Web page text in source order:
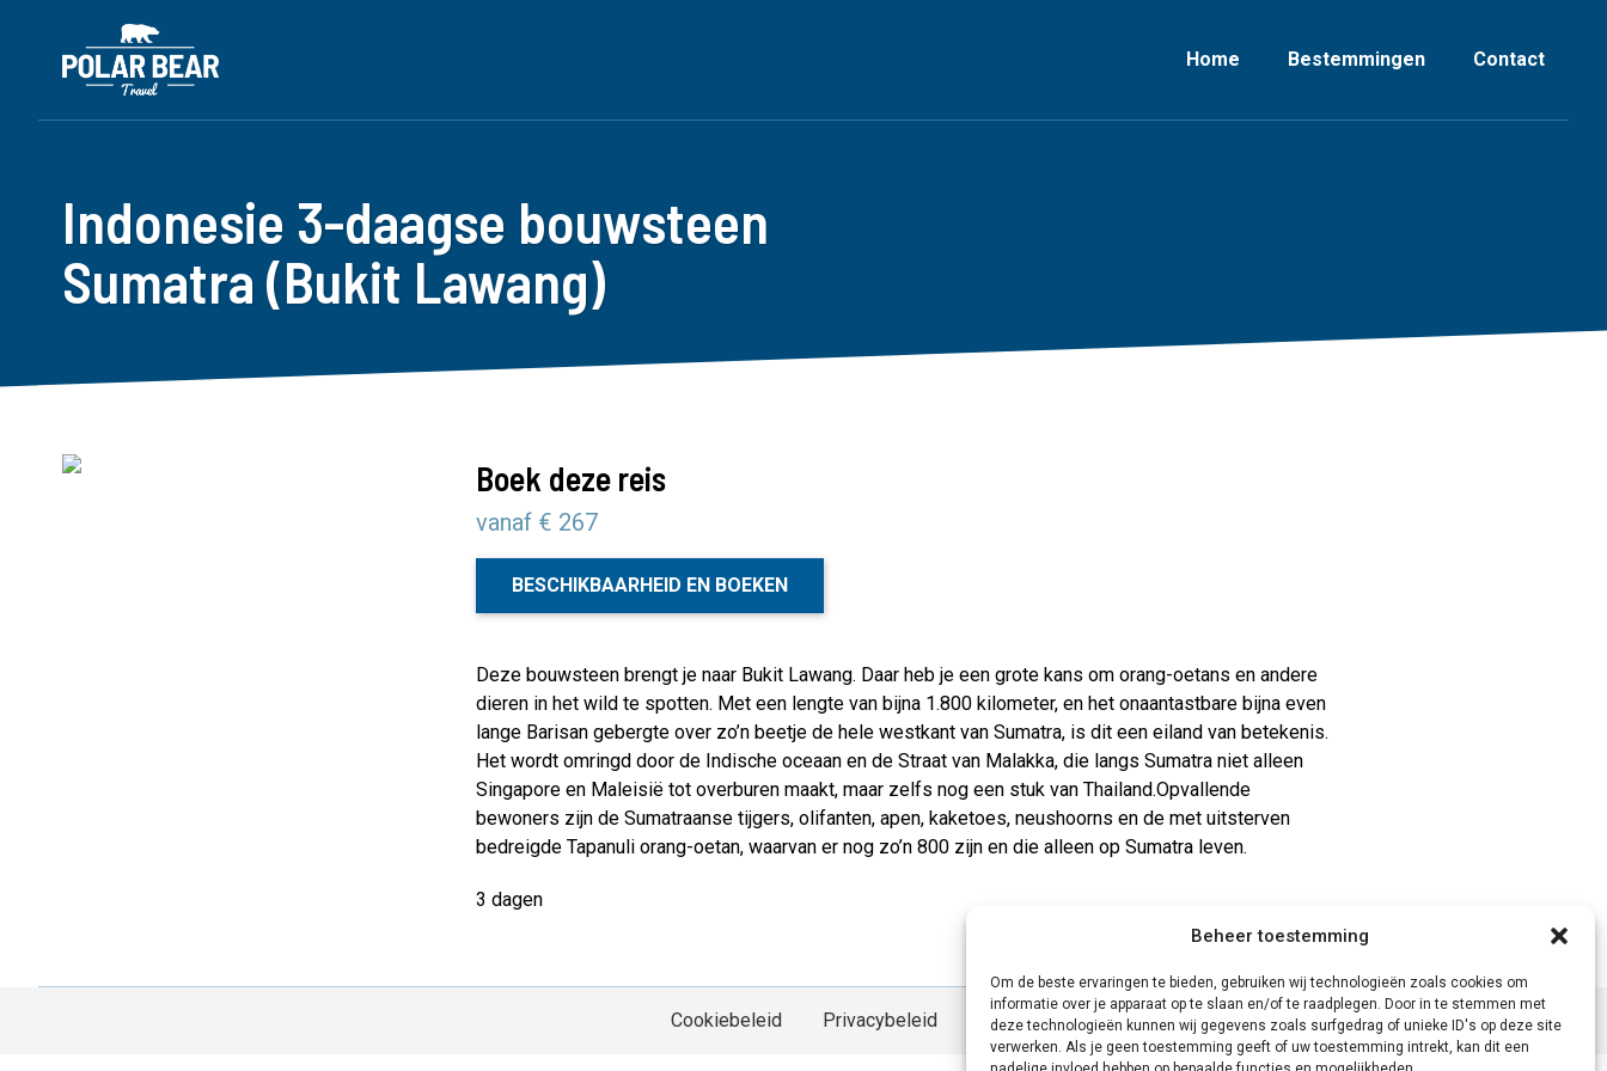
Beheer toestemming
Om de beste ervaringen te bieden, gebruiken wij technologieën zoals cookies om
informatie over je apparaat op te slaan en/of te raadplegen. Door in te stemmen met
deze technologieën kunnen wij gegevens zoals surfgedrag of unieke ID's op deze site
verwerken. Als je geen toestemming geeft of uw toestemming intrekt, kan dit een
Home Bestemmingen Contact
Indonesie 3-daagse bouwsteen
Sumatra (Bukit Lawang)
Boek deze reis
vanaf € 267
BESCHIKBAARHEID EN BOEKEN
Deze bouwsteen brengt je naar Bukit Lawang. Daar heb je een grote kans om orang-oetans en andere
dieren in het wild te spotten. Met een lengte van bijna 1.800 kilometer, en het onaantastbare bijna even
lange Barisan gebergte over zo’n beetje de hele westkant van Sumatra, is dit een eiland van betekenis.
Het wordt omringd door de Indische oceaan en de Straat van Malakka, die langs Sumatra niet alleen
Singapore en Maleisië tot overburen maakt, maar zelfs nog een stuk van Thailand.Opvallende
bewoners zijn de Sumatraanse tijgers, olifanten, apen, kaketoes, neushoorns en de met uitsterven
bedreigde Tapanuli orang-oetan, waarvan er nog zo’n 800 zijn en die alleen op Sumatra leven.
3 dagen
Cookiebeleid Privacybeleid